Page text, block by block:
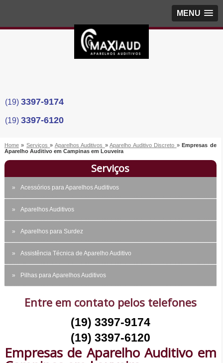
MENU
(19) 3397-9174
(19) 3397-6120
Home » Serviços» Aparelhos Auditivos »Aparelho Auditivo Discreto »Empresas de
Aparelho Auditivo em Campinas em Louveira
Serviços
Acessórios para Aparelhos Auditivos
Aparelhos Auditivos
Aparelhos para Surdez
Assistência Técnica de Aparelho Auditivo
Pilhas para Aparelhos Auditivos
Entre em contato pelos telefones
(19) 3397-9174
(19) 3397-6120
Empresas de Aparelho Auditivo em